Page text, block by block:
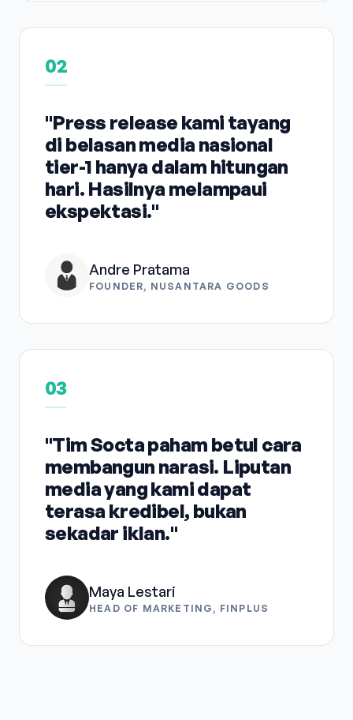
02
"Press release kami tayang
di belasan media nasional
tier-1 hanya dalam hitungan
hari. Hasilnya melampaui
ekspektasi."
Andre Pratama
FOUNDER, NUSANTARA GOODS
03
"Tim Socta paham betul cara
membangun narasi. Liputan
media yang kami dapat
terasa kredibel, bukan
sekadar iklan."
Maya Lestari
HEAD OF MARKETING, FINPLUS